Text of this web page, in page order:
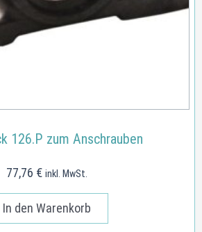
126.P zum Anschrauben
77,76 € inkl. MwSt.
In den Warenkorb